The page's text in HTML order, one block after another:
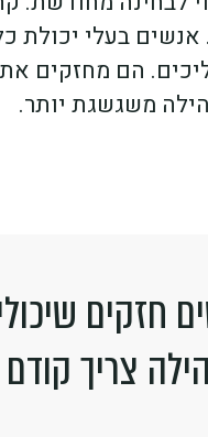
בעלי יכולת
הם מחזקים
משגשגת יותר.
חזקים
צריך קודם